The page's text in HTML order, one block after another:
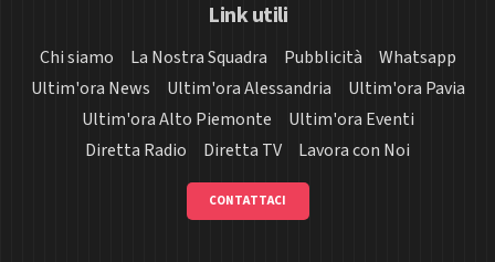
Link utili
Chi siamo La Nostra Squadra Pubblicità
Whatsapp
Ultim'ora News
Ultim'ora Alessandria
Ultim'ora Pavia
Ultim'ora Alto Piemonte
Ultim'ora Eventi
Diretta Radio
Diretta TV Lavora con Noi
CONTATTACI